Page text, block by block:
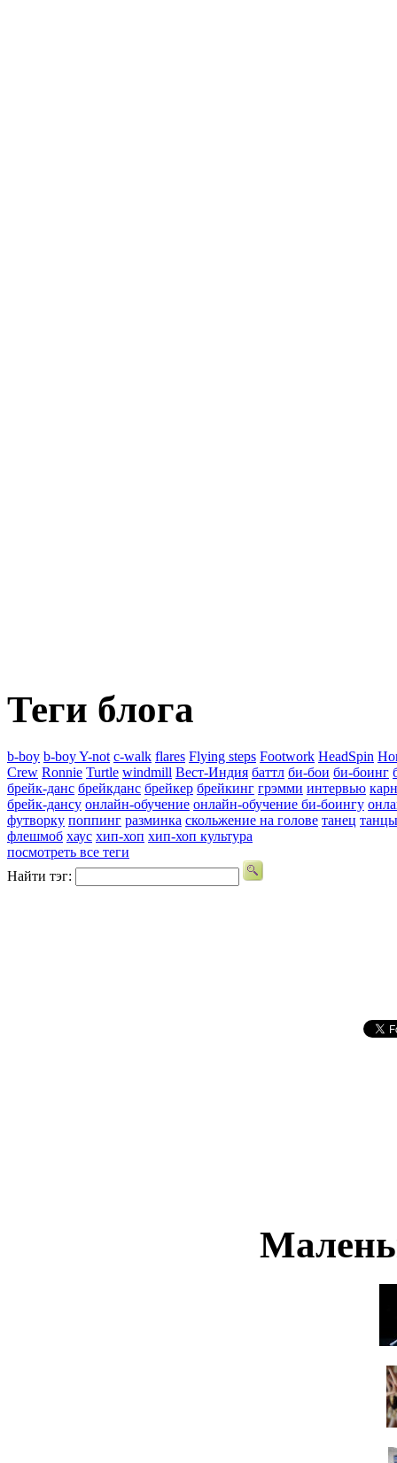
Теги блога
b-boy b-boy Y-not c-walk flares Flying steps Footwork HeadSpin
Crew Ronnie Turtle windmill Вест-Индия баттл би-бои би-боинг
брейк-данс брейкданс брейкер брейкинг грэмми интервью
брейк-дансу онлайн-обучение онлайн-обучение би-боингу
футворку поппинг разминка скольжение на голове танец танцы
флешмоб хаус хип-хоп хип-хоп культура
посмотреть все теги
Найти тэг: